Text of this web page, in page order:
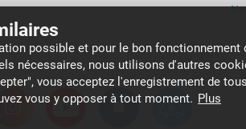
possible et pour le bon fonctionnement
nécessaires, nous utilisons d'autres
vous acceptez l'enregistrement de
vous y opposer à tout moment. Plus